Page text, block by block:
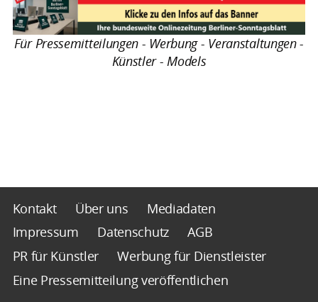
Für Pressemitteilungen - Werbung - Veranstaltungen -
Künstler - Models
Kontakt Über uns
Mediadaten
Impressum
Datenschutz
AGB
PR für Künstler
Werbung für Dienstleister
Eine Pressemitteilung veröffentlichen